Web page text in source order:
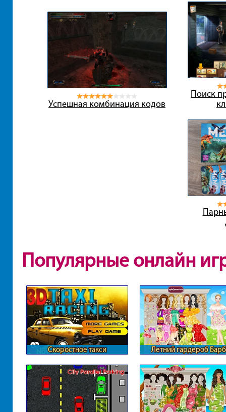
Успешная комбинация кодов
Поиск
Популярные онлайн
Скоростное такси Летний гардероб